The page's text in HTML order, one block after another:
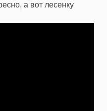
а вот лесенку